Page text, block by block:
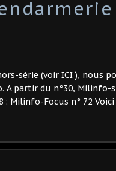
série (voir ICI ), nous
partir du n°30, Milinfo-
: Milinfo-Focus n° 72